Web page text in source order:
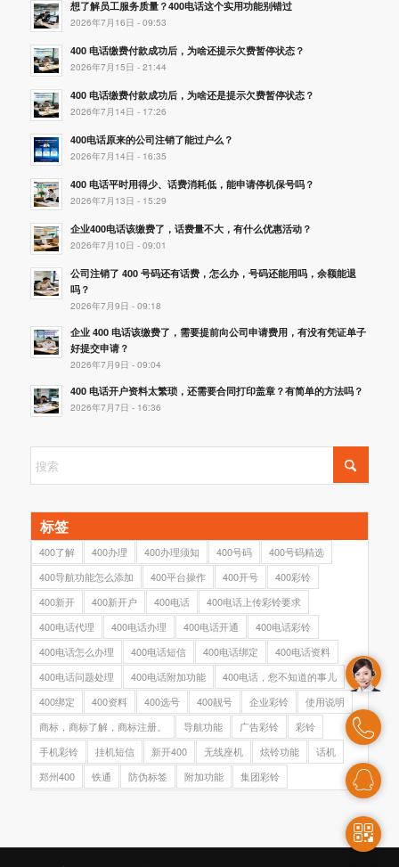
想了解员工服务质量？400电话这个实用功能别错过
2026年7月16日 - 09:53
400 电话缴费付款成功后，为啥还提示欠费暂停状态？
2026年7月15日 - 21:44
400 电话缴费付款成功后，为啥还是提示欠费暂停状态？
2026年7月14日 - 17:26
400电话原来的公司注销了能过户么？
2026年7月14日 - 16:35
400 电话平时用得少、话费消耗低，能申请停机保号吗？
2026年7月13日 - 15:29
企业400电话该缴费了，话费量不大，有什么优惠活动？
2026年7月10日 - 09:01
公司注销了 400 号码还有话费，怎么办，号码还能用吗，余额能退
吗？
2026年7月9日 - 09:18
企业 400 电话该缴费了，需要提前向公司申请费用，有没有凭证单子
好提交申请？
2026年7月9日 - 09:04
400 电话开户资料太繁琐，还需要合同打印盖章？有简单的方法吗？
2026年7月7日 - 16:36
标签
400了解 400办理 400办理须知 400号码
400号码精选
400导航功能怎么添加
400平台操作 400开号
400彩铃
400新开
400新开户 400电话
400电话上传彩铃要求
400电话代理
400电话办理 400电话开通
400电话彩铃
400电话怎么办理
400电话短信 400电话绑定
400电话资料
400电话问题处理
400电话附加功能
400电话，您不知道的事儿
400绑定
400资料 400选号 400靓号 企业彩铃
使用说明
商标，商标了解，商标注册。
导航功能 广告彩铃
彩铃
手机彩铃
挂机短信 新开400 无线座机 炫铃功能
话机
郑州400
铁通 防伪标签 附加功能 集团彩铃